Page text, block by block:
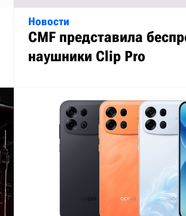
Новости
CMF представила
наушники Clip Pro